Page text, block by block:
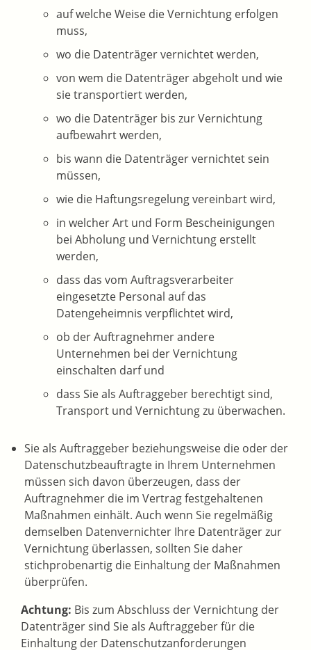
auf welche Weise die Vernichtung erfolgen
muss,
wo die Datenträger vernichtet werden,
von wem die Datenträger abgeholt und wie
sie transportiert werden,
wo die Datenträger bis zur Vernichtung
aufbewahrt werden,
bis wann die Datenträger vernichtet sein
müssen,
wie die Haftungsregelung vereinbart wird,
in welcher Art und Form Bescheinigungen
bei Abholung und Vernichtung erstellt
werden,
dass das vom Auftragsverarbeiter
eingesetzte Personal auf das
Datengeheimnis verpflichtet wird,
ob der Auftragnehmer andere
Unternehmen bei der Vernichtung
einschalten darf und
dass Sie als Auftraggeber berechtigt sind,
Transport und Vernichtung zu überwachen.
Sie als Auftraggeber beziehungsweise die oder der
Datenschutzbeauftragte in Ihrem Unternehmen
müssen sich davon überzeugen, dass der
Auftragnehmer die im Vertrag festgehaltenen
Maßnahmen einhält. Auch wenn Sie regelmäßig
demselben Datenvernichter Ihre Datenträger zur
Vernichtung überlassen, sollten Sie daher
stichprobenartig die Einhaltung der Maßnahmen
überprüfen.
Achtung: Bis zum Abschluss der Vernichtung der
Datenträger sind Sie als Auftraggeber für die
Einhaltung der Datenschutzanforderungen